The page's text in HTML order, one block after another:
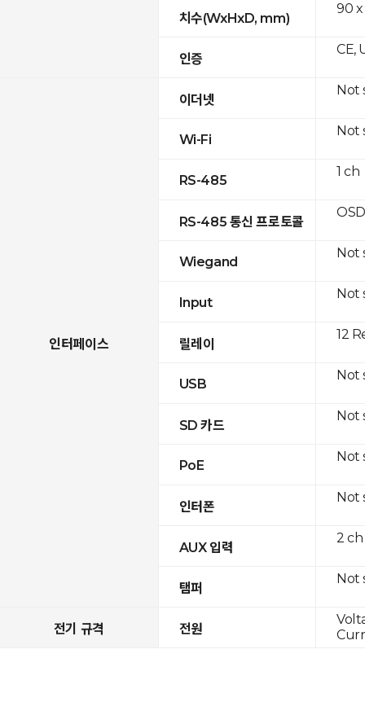
치수(WxHxD, mm)
인증
인터페이스
이더넷
Wi-Fi
RS-485
RS-485 통신 프로토콜
Wiegand
Input
릴레이
USB
SD 카드
PoE
인터폰
AUX 입력
탬퍼
전기 규격 전원
90 x
CE,
Not
Not
1 ch
Not
Not
12
Not
Not
Not
Not
2
Not